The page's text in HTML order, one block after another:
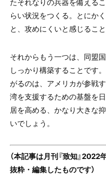
らい状況をつくる。とにか
と、攻めにくいと感じるこ
それからもう一つは、同盟
しっかり構築することです
がるのは、アメリカが参戦
湾を支援するための基盤を
居を高める、かなり大きな
いでしょう。
（本記事は月刊『致知』2022
抜粋・編集したものです）